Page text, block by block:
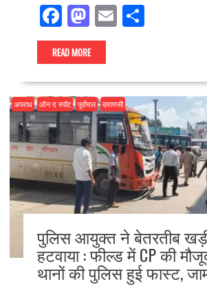
F
ac
e
b
o
o
k
M
as
to
d
o
n
E
l
S
e
READ MORE
अपराध ऑन द स्पॉट पूर्वांचल वाराणसी
पुलिस आयुक्त ने बेतरतीब
हटवाया : फील्ड में CP की
थानों की पुलिस हुई फास्ट,